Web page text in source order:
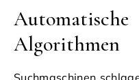
Algorithmen
Suchmaschinen